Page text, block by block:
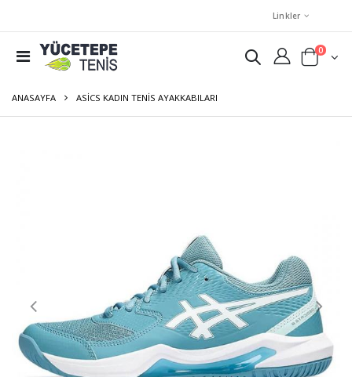
Linkler
0
ANASAYFA ASICS KADIN TENIS AYAKKABILARI